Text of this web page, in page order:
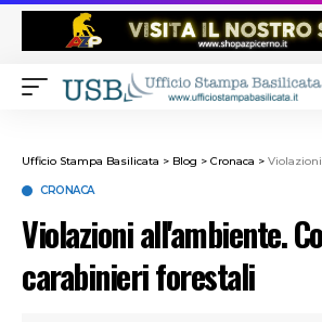
Ufficio Stampa Basilicata > Blog > Cronaca > Violazioni
CRONACA
Violazioni all'ambiente.
carabinieri forestali